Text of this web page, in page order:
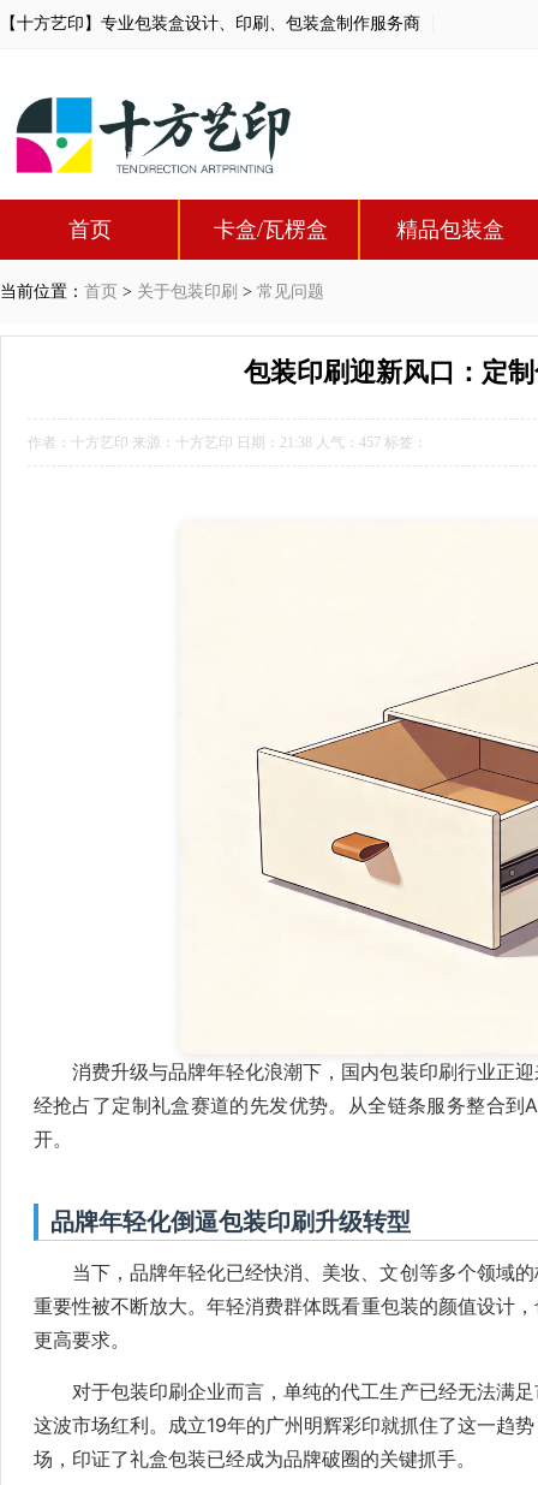
【十方艺印】专业包装盒设计、印刷、包装盒制作服务商
首页 卡盒/瓦楞盒 精品包装盒
当前位置： 首页 > 关于包装印刷 > 常见问题
包装印刷迎新风口：定
作者：十方艺印 来源：十方艺印 日期：21:38 人气： 457标签：
消费升级与品牌年轻化浪潮下，国内包装印刷行业正
经抢占了定制礼盒赛道的先发优势。从全链条服务整合
开。
品牌年轻化倒逼包装印刷升级转型
当下，品牌年轻化已经快消、美妆、文创等多个领域
重要性被不断放大。年轻消费群体既看重包装的颜值设计
更高要求。
对于包装印刷企业而言，单纯的代工生产已经无法满
这波市场红利。成立19年的广州明辉彩印就抓住了这一趋
场，印证了礼盒包装已经成为品牌破圈的关键抓手。